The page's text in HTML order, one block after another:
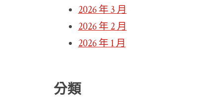
2026 年 3 月
2026 年 2 月
2026 年 1 月
分類